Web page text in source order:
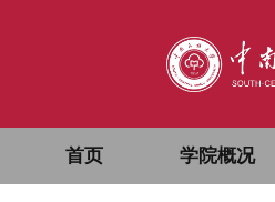
首页 学院概况